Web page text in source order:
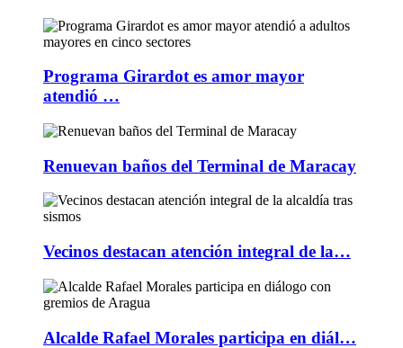
Programa Girardot es amor mayor
atendió …
Renuevan baños del Terminal de Maracay
Vecinos destacan atención integral de la…
Alcalde Rafael Morales participa en diál…